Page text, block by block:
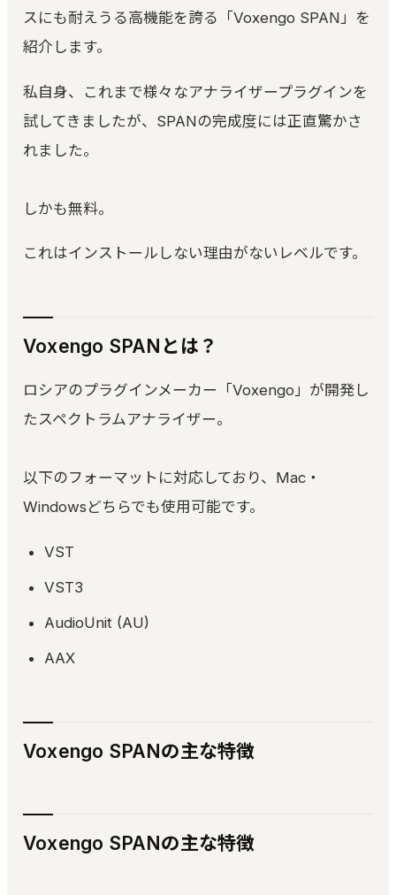
スにも耐えうる高機能を誇る「Voxengo SPAN」を
紹介します。
私自身、これまで様々なアナライザープラグインを
試してきましたが、SPANの完成度には正直驚かさ
れました。
しかも無料。
これはインストールしない理由がないレベルです。
Voxengo SPANとは？
ロシアのプラグインメーカー「Voxengo」が開発し
たスペクトラムアナライザー。
以下のフォーマットに対応しており、Mac・
Windowsどちらでも使用可能です。
VST
VST3
AudioUnit (AU)
AAX
Voxengo SPANの主な特徴
Voxengo SPANの主な特徴